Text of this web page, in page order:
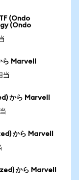
(Ondo
(Ondo
Marvell
当
から Marvell
から Marvell
から Marvell